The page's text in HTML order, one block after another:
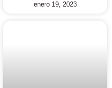
enero 19, 2023